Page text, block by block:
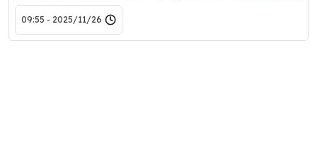
2025/11/26 - 09:55